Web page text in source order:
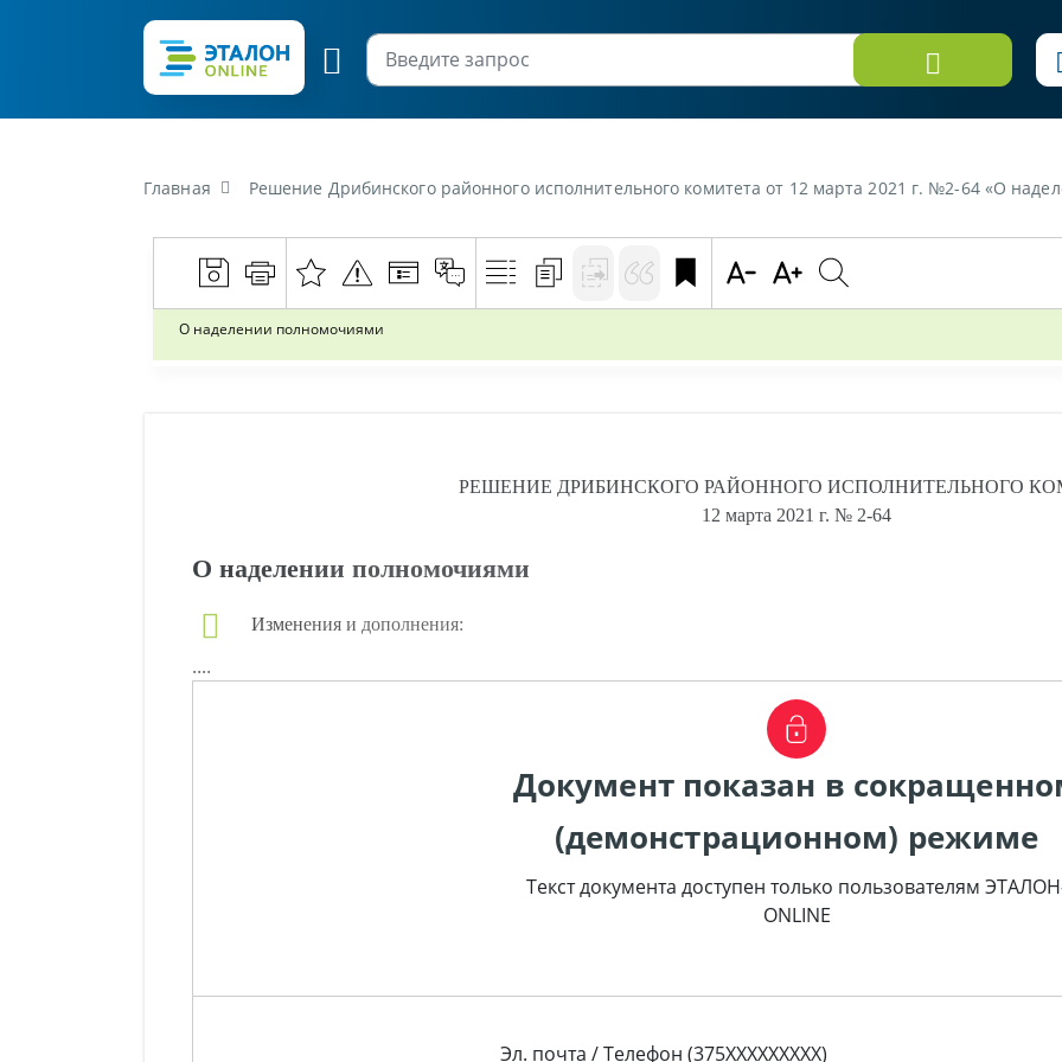
Главная Решение Дрибинского районного исполнительного комитета от 12 марта 2021 г. №2-64 «О
О наделении полномочиями
РЕШЕНИЕ ДРИБИНСКОГО РАЙОННОГО ИСПОЛНИТЕЛЬНОГО
12 марта 2021 г. № 2-64
О наделении полномочиями
Изменения и дополнения:
....
Документ показан в
(демонстрационном) режиме
Текст документа доступен только пользователям
ONLINE
Эл. почта / Телефон (375XXXXXXXXX)